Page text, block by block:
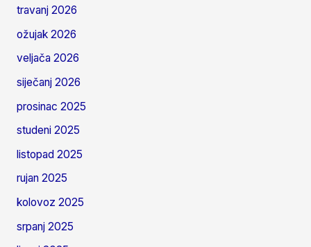
travanj 2026
ožujak 2026
veljača 2026
siječanj 2026
prosinac 2025
studeni 2025
listopad 2025
rujan 2025
kolovoz 2025
srpanj 2025